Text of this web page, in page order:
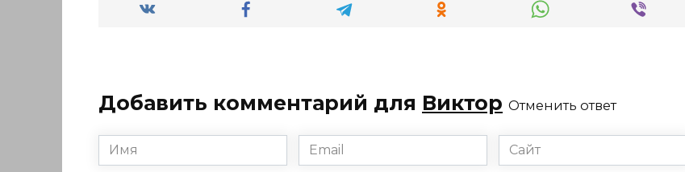
Добавить комментарий для Виктор Отменить ответ
Имя
*
Email
*
Сайт